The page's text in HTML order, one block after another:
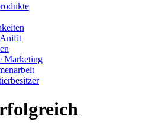
Anifit
Marketing